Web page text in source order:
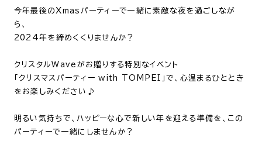
今年最後のXmasパーティーで一緒に素敵な夜を過ごしなが
ら、
2024年を締めくくりませんか？
クリスタルWaveがお贈りする特別なイベント
「クリスマスパーティー with TOMPEI」で、心温まるひととき
をお楽しみください♪
明るい気持ちで、ハッピーな心で新しい年を迎える準備を、この
パーティーで一緒にしませんか？